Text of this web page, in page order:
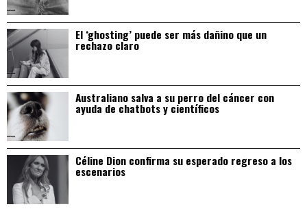
El ‘ghosting’ puede ser más dañino que un
rechazo claro
Australiano salva a su perro del cáncer con
ayuda de chatbots y científicos
Céline Dion confirma su esperado regreso a los
escenarios